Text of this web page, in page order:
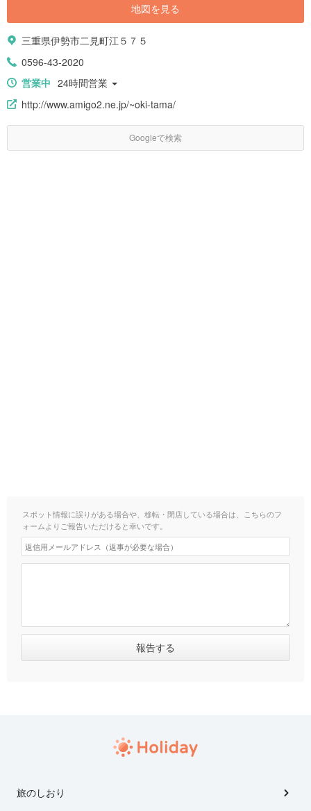
地図を見る
三重県伊勢市二見町江５７５
0596-43-2020
営業中 24時間営業
http://www.amigo2.ne.jp/~oki-tama/
Googleで検索
スポット情報に誤りがある場合や、移転・閉店している場合は、こちらのフ
ォームよりご報告いただけると幸いです。
旅のしおり